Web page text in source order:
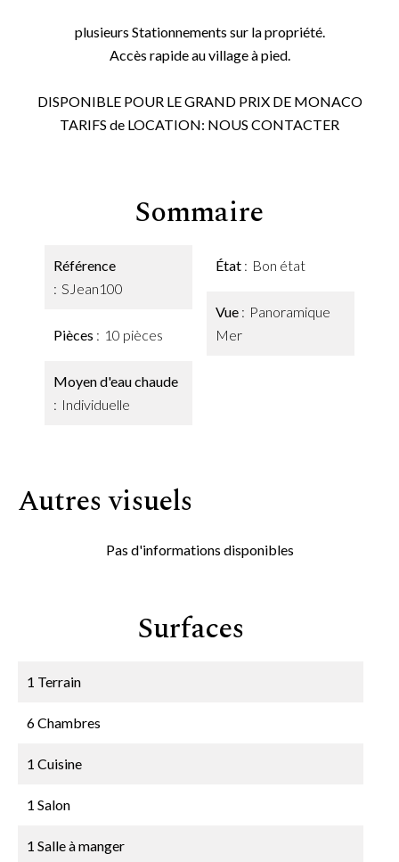
plusieurs Stationnements sur la propriété.
Accès rapide au village à pied.
DISPONIBLE POUR LE GRAND PRIX DE MONACO
TARIFS de LOCATION: NOUS CONTACTER
Sommaire
Référence
SJean100
Pièces 10 pièces
Moyen d'eau chaude
Individuelle
État Bon état
Vue
Panoramique
Mer
Autres visuels
Pas d'informations disponibles
Surfaces
1 Terrain
6 Chambres
1 Cuisine
1 Salon
1 Salle à manger